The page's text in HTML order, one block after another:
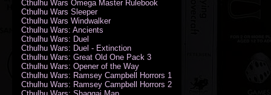
Cthulhu Wars Omega Master Rulebook
Cthulhu Wars Sleeper
Cthulhu Wars Windwalker
Cthulhu Wars: Ancients
Cthulhu Wars: Duel
Cthulhu Wars: Duel - Extinction
Cthulhu Wars: Great Old One Pack 3
Cthulhu Wars: Opener of the Way
Cthulhu Wars: Ramsey Campbell Horrors 1
Cthulhu Wars: Ramsey Campbell Horrors 2